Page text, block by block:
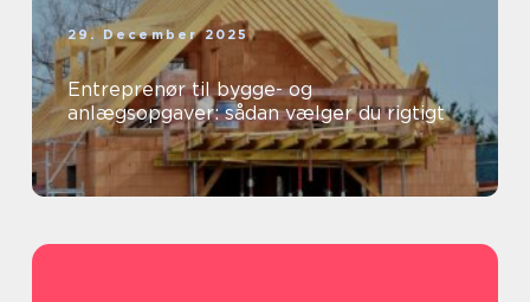
29. December 2025
Entreprenør til bygge- og
anlægsopgaver: sådan vælger du rigtigt